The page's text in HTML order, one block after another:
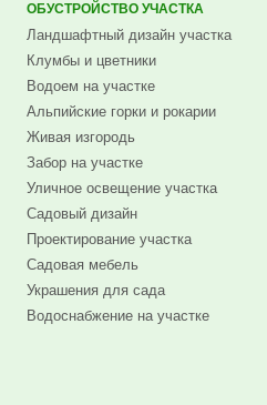
ОБУСТРОЙСТВО УЧАСТКА
Ландшафтный дизайн участка
Клумбы и цветники
Водоем на участке
Альпийские горки и рокарии
Живая изгородь
Забор на участке
Уличное освещение участка
Садовый дизайн
Проектирование участка
Садовая мебель
Украшения для сада
Водоснабжение на участке